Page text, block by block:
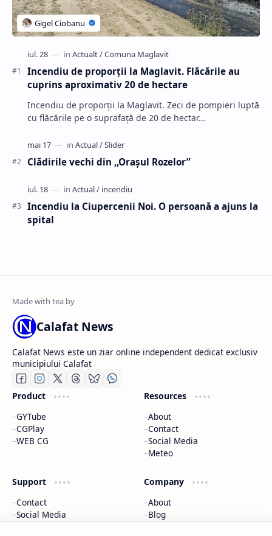
Incendiu de proporții la Maglavit. Flăcările au
cuprins aproximativ 20 de hectare
Incendiu de proporții la Maglavit. Zeci de pompieri luptă
cu flăcările pe o suprafață de 20 de hectar…
Clădirile vechi din ,,Oraşul Rozelor”
Incendiu la Ciupercenii Noi. O persoană a ajuns la
spital
Calafat News
Calafat News este un ziar online independent dedicat exclusiv
municipiului Calafat
Product
GYTube
CGPlay
WEB CG
Resources
About
Contact
Social Media
Meteo
Support
Contact
Social Media
Company
About
Blog